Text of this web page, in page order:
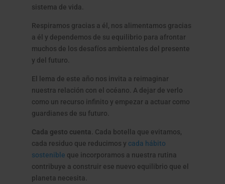
sistema de vida.
Respiramos gracias a él, nos alimentamos gracias
a él y dependemos de su equilibrio para afrontar
muchos de los desafíos ambientales del presente
y del futuro.
El lema de este año nos invita a reimaginar
nuestra relación con el océano. A dejar de verlo
como un recurso infinito y empezar a actuar como
guardianes de su futuro.
Cada gesto cuenta
. Cada botella que evitamos,
cada residuo que reducimos y cada hábito
sostenible que incorporamos a nuestra rutina
contribuye a construir ese nuevo equilibrio que el
planeta necesita.